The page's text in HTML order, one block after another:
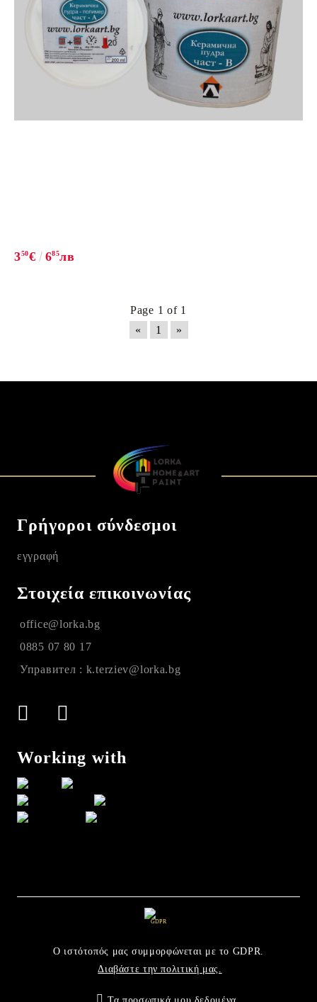
350€ 685лв
Page 1 of 1
«
1 »
Γρήγοροι σύνδεσμοι
εγγραφή
Στοιχεία επικοινωνίας
office@lorka.bg
0885 07 80 17
Управител : k.terziev@lorka.bg
Working with
GDPR
Ο ιστότοπός μας συμμορφώνεται με το GDPR.
Διαβάστε την πολιτική μας.